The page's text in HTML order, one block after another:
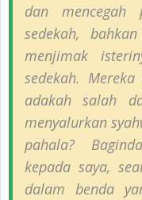
dan mencegah
sedekah,
menjimak
sedekah.
adakah salah
menyalurkan
pahala?
kepada saya,
dalam benda